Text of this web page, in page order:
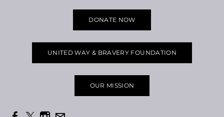
DONATE NOW
UNITED WAY & BRAVERY FOUNDATION
OUR MISSION
OHMATDYT CHILDREN'S HOSPITAL
KELOWNA SALUTES UKRAINE 2023
PRIVACY POLICY